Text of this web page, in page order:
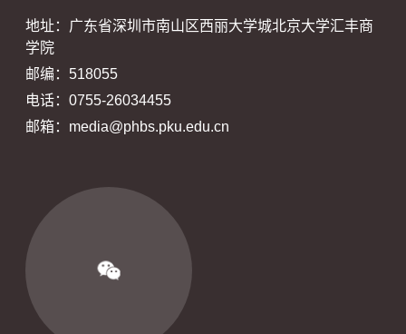
地址：广东省深圳市南山区西丽大学城北京大学汇丰商
学院
邮编：518055
电话：0755-26034455
邮箱：media@phbs.pku.edu.cn